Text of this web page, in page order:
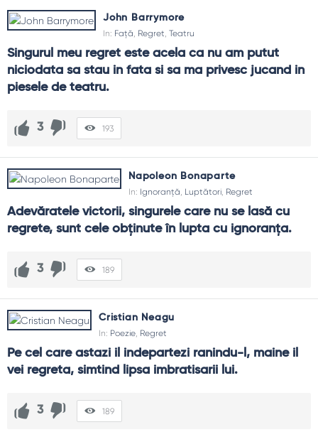
John Barrymore
In: Față, Regret, Teatru
Singurul meu regret este acela ca nu am putut
niciodata sa stau in fata si sa ma privesc jucand in
piesele de teatru.
3 193
Napoleon Bonaparte
In: Ignoranță, Luptători, Regret
Adevăratele victorii, singurele care nu se lasă cu
regrete, sunt cele obţinute în lupta cu ignoranţa.
3 189
Cristian Neagu
In: Poezie, Regret
Pe cel care astazi il indepartezi ranindu-l, maine il
vei regreta, simtind lipsa imbratisarii lui.
3 189